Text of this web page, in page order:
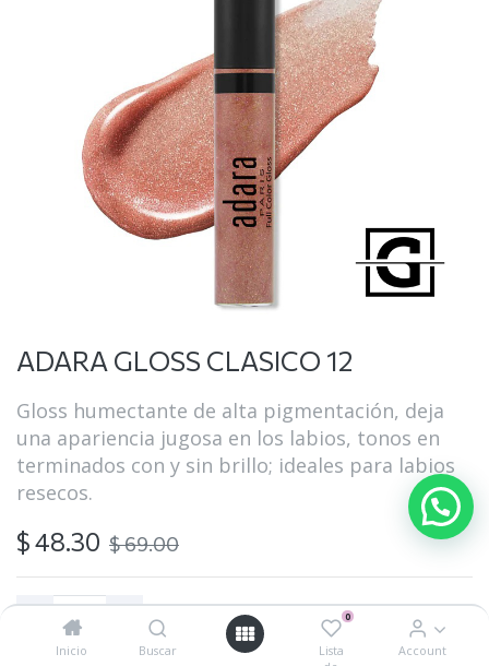
Inicio Buscar
0
Lista
Account
ADARA GLOSS CLASICO 12
Gloss humectante de alta pigmentación, deja
una apariencia jugosa en los labios, tonos en
terminados con y sin brillo; ideales para labios
resecos.
$48.30 $69.00